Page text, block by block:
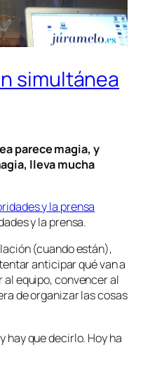
simultánea
parece magia, y
lleva mucha
y la prensa.
(cuando están),
anticipar qué van a
equipo, convencer al
de organizar las cosas
hay que decirlo. Hoy ha